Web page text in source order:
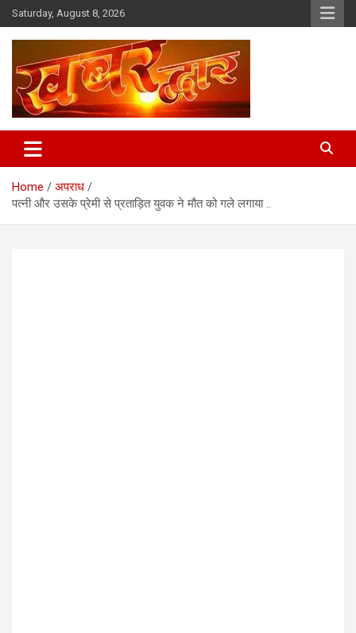
Skip
to
content
Saturday, August 8, 2026
Khabar Dwar
Home
अपराध
पत्नी और उसके प्रेमी से प्रताड़ित युवक ने मौत को गले लगाया ..